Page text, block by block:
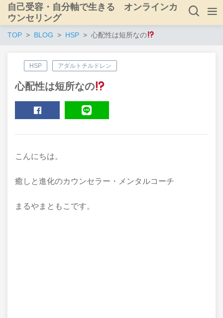
自己受容・自分軸で生きる オンラインカ
ウンセリング
TOP BLOG HSP 心配性は短所なの
HSP アダルトチルドレン
心配性は短所なの
こんにちは。
癒しと進化のカウンセラー・メンタルコーチ
まるやまともこです。